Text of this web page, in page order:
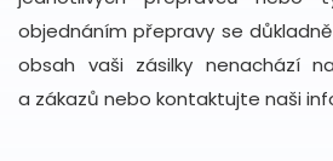
objednáním přepravy se
obsah vaši zásilky nenachází
a zákazů nebo kontaktujte naši